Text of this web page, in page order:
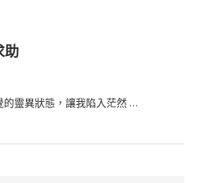
助
靈異狀態，讓我陷入茫然 …